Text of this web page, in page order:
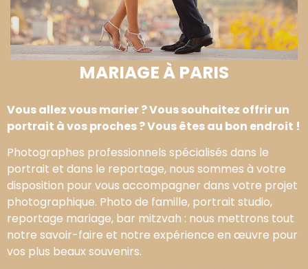
MARIAGE À PARIS
Vous allez vous marier ? Vous souhaitez offrir un
portrait à vos proches ? Vous êtes au bon endroit !
Photographes professionnels spécialisés dans le
portrait et dans le reportage, nous sommes à votre
disposition pour vous accompagner dans votre projet
photographique. Photo de famille, portrait studio,
reportage mariage, bar mitzvah : nous mettrons tout
notre savoir-faire et notre expérience en œuvre pour
vos plus beaux souvenirs.